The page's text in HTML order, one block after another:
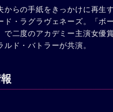
らの手紙をきっかけに再生
・ラグラヴェネーズ。「ボ
二度のアカデミー主演女優
ド・バトラーが共演。